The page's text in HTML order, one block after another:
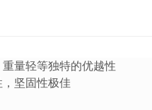
量轻等独特的优越性
坚固性极佳